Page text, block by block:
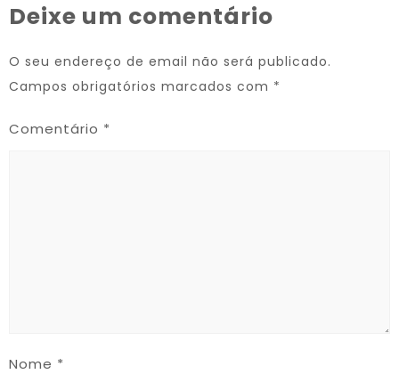
Deixe um comentário
O seu endereço de email não será publicado.
Campos obrigatórios marcados com *
Comentário *
Nome *